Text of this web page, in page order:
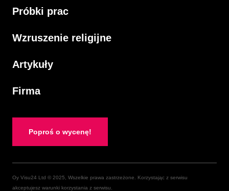
Próbki prac
Wzruszenie religijne
Artykuły
Firma
Poproś o wycenę!
Oy Visu24 Ltd © 2025, Wszelkie prawa zastrzeżone. Korzystając z serwisu
akceptujesz warunki korzystania z serwisu.